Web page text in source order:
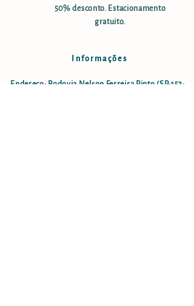
50% desconto. Estacionamento
gratuito.
Informações
Endereço: Rodovia Nelson Ferreira Pinto (SP-153;